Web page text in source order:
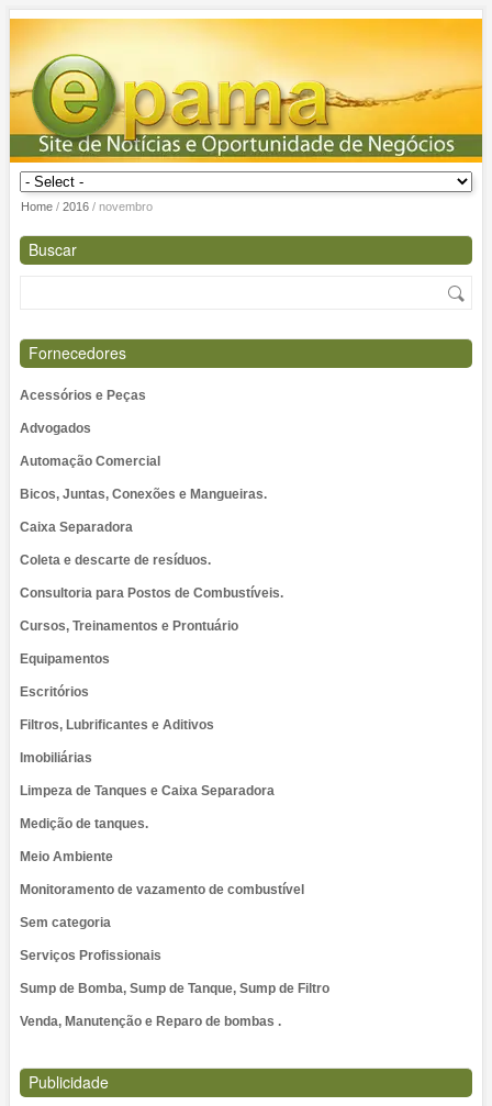
Home/ 2016/ novembro
Buscar
Fornecedores
Acessórios e Peças
Advogados
Automação Comercial
Bicos, Juntas, Conexões e Mangueiras.
Caixa Separadora
Coleta e descarte de resíduos.
Consultoria para Postos de Combustíveis.
Cursos, Treinamentos e Prontuário
Equipamentos
Escritórios
Filtros, Lubrificantes e Aditivos
Imobiliárias
Limpeza de Tanques e Caixa Separadora
Medição de tanques.
Meio Ambiente
Monitoramento de vazamento de combustível
Sem categoria
Serviços Profissionais
Sump de Bomba, Sump de Tanque, Sump de Filtro
Venda, Manutenção e Reparo de bombas .
Publicidade